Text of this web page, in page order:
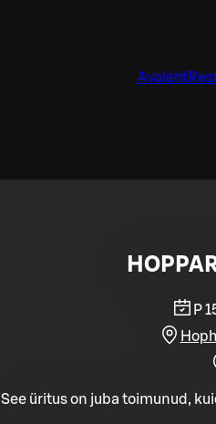
Avaleht
P
See üritus on juba toimunud,